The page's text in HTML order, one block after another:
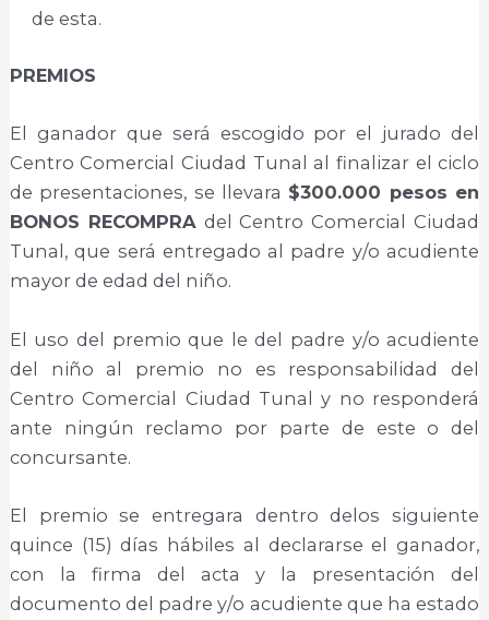
de esta.
PREMIOS
El ganador que será escogido por el jurado del
Centro Comercial Ciudad Tunal al finalizar el ciclo
de presentaciones, se llevara $300.000 pesos en
BONOS RECOMPRAdel Centro Comercial Ciudad
Tunal, que será entregado al padre y/o acudiente
mayor de edad del niño.
El uso del premio que le del padre y/o acudiente
del niño al premio no es responsabilidad del
Centro Comercial Ciudad Tunal y no responderá
ante ningún reclamo por parte de este o del
concursante.
El premio se entregara dentro delos siguiente
quince (15) días hábiles al declararse el ganador,
con la firma del acta y la presentación del
documento del padre y/o acudiente que ha estado